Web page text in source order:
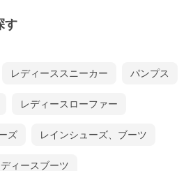
す
レディーススニーカー パンプス
レディースローファー
ズ レインシューズ、ブーツ
ディースブーツ